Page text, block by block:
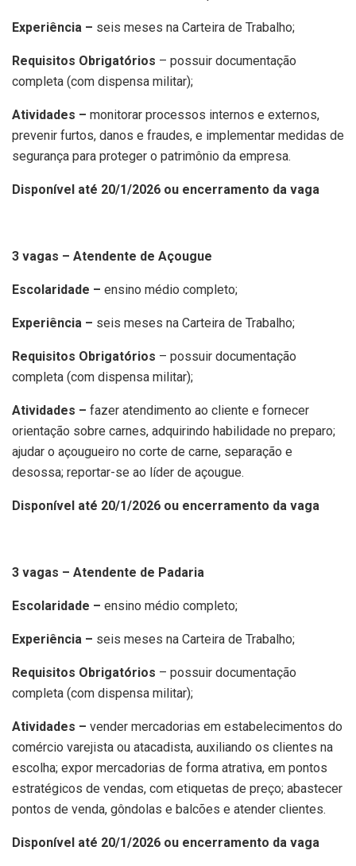
Experiência – seis meses na Carteira de Trabalho;
Requisitos Obrigatórios – possuir documentação
completa (com dispensa militar);
Atividades – monitorar processos internos e externos,
prevenir furtos, danos e fraudes, e implementar medidas de
segurança para proteger o patrimônio da empresa.
Disponível até 20/1/2026 ou encerramento da vaga
3 vagas – Atendente de Açougue
Escolaridade – ensino médio completo;
Experiência – seis meses na Carteira de Trabalho;
Requisitos Obrigatórios – possuir documentação
completa (com dispensa militar);
Atividades – fazer atendimento ao cliente e fornecer
orientação sobre carnes, adquirindo habilidade no preparo;
ajudar o açougueiro no corte de carne, separação e
desossa; reportar-se ao líder de açougue.
Disponível até 20/1/2026 ou encerramento da vaga
3 vagas – Atendente de Padaria
Escolaridade – ensino médio completo;
Experiência – seis meses na Carteira de Trabalho;
Requisitos Obrigatórios – possuir documentação
completa (com dispensa militar);
Atividades – vender mercadorias em estabelecimentos do
comércio varejista ou atacadista, auxiliando os clientes na
escolha; expor mercadorias de forma atrativa, em pontos
estratégicos de vendas, com etiquetas de preço; abastecer
pontos de venda, gôndolas e balcões e atender clientes.
Disponível até 20/1/2026 ou encerramento da vaga